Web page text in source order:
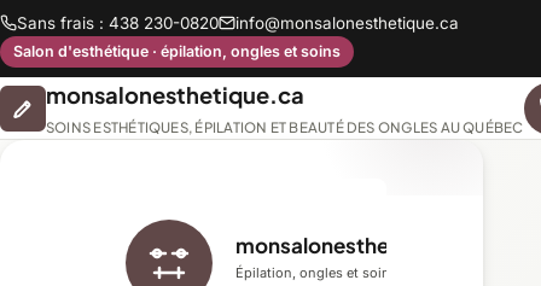
Sans frais : 438 230-0820 info@monsalonesthetique.ca
Salon d'esthétique · épilation, ongles et soins
monsalonesthetique.ca
SOINS ESTHÉTIQUES, ÉPILATION ET BEAUTÉ DES ONGLES AU QUÉBEC
monsalonesthetique.ca
Épilation, ongles et soins du visage